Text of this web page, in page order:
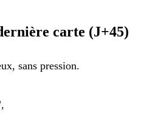
carte (J+45)
sans pression.